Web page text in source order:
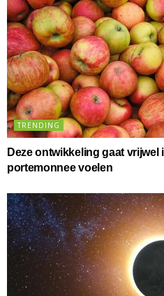
TRENDING
Deze ontwikkeling gaat vrijwel
portemonnee voelen